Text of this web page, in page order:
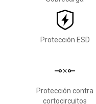
Protección ESD
Protección contra
cortocircuitos